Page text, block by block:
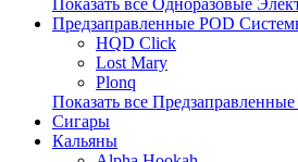
Показать все Одноразовые
Предзаправленные POD
HQD Click
Lost Mary
Plonq
Показать все
Сигары
Кальяны